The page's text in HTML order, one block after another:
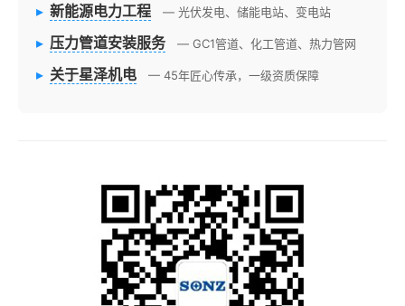
▸ 新能源电力工程 — 光伏发电、储能电站、变电站
▸ 压力管道安装服务 — GC1管道、化工管道、热力管网
▸ 关于星泽机电 — 45年匠心传承，一级资质保障